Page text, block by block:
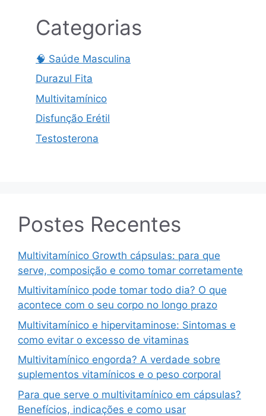
Categorias
🧠 Saúde Masculina
Durazul Fita
Multivitamínico
Disfunção Erétil
Testosterona
Postes Recentes
Multivitamínico Growth cápsulas: para que
serve, composição e como tomar corretamente
Multivitamínico pode tomar todo dia? O que
acontece com o seu corpo no longo prazo
Multivitamínico e hipervitaminose: Sintomas e
como evitar o excesso de vitaminas
Multivitamínico engorda? A verdade sobre
suplementos vitamínicos e o peso corporal
Para que serve o multivitamínico em cápsulas?
Benefícios, indicações e como usar